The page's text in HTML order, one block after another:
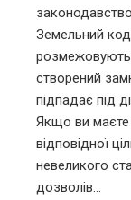
Земельний
створений
підпадає під
Якщо ви маєте
відповідної
невеликого
дозволів…